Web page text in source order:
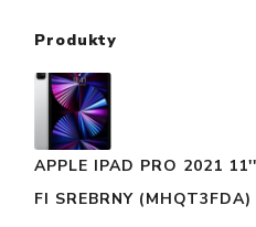
Produkty
APPLE IPAD PRO 2021
FI SREBRNY (MHQT3FDA)